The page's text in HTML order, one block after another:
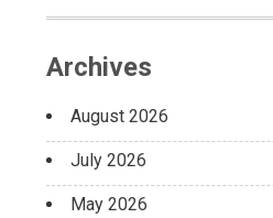
Archives
August 2026
July 2026
May 2026